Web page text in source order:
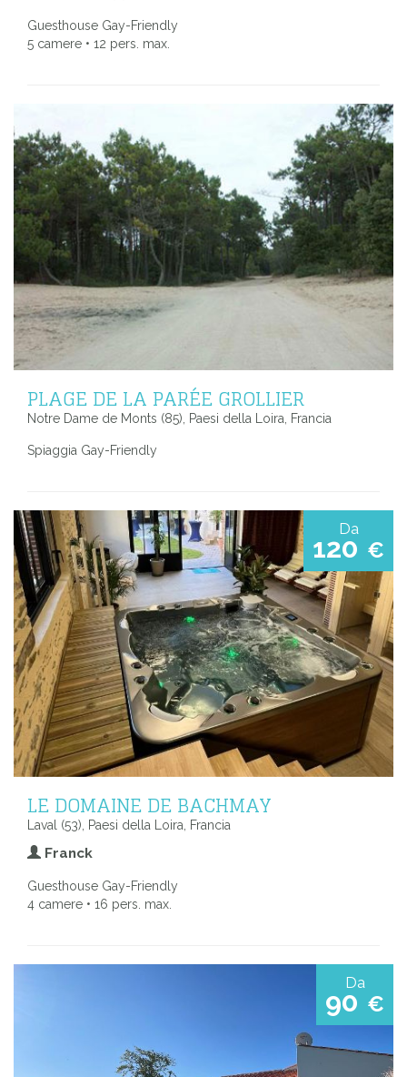
Guesthouse Gay-Friendly
5 camere • 12 pers. max.
PLAGE DE LA PARÉE GROLLIER
Notre Dame de Monts (85), Paesi della Loira, Francia
Spiaggia Gay-Friendly
Da
120 €
LE DOMAINE DE BACHMAY
Laval (53), Paesi della Loira, Francia
Franck
Guesthouse Gay-Friendly
4 camere • 16 pers. max.
Da
90 €